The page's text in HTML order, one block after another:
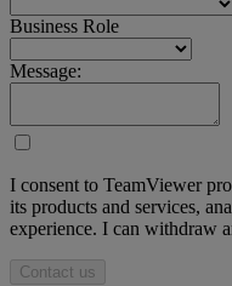
Business Role
Message:
I consent to TeamViewer
its products and services,
experience. I can withdraw
Contact us